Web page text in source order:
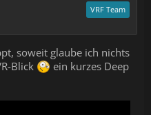
VRF Team
soweit glaube ich nichts
Blick
ein kurzes Deep